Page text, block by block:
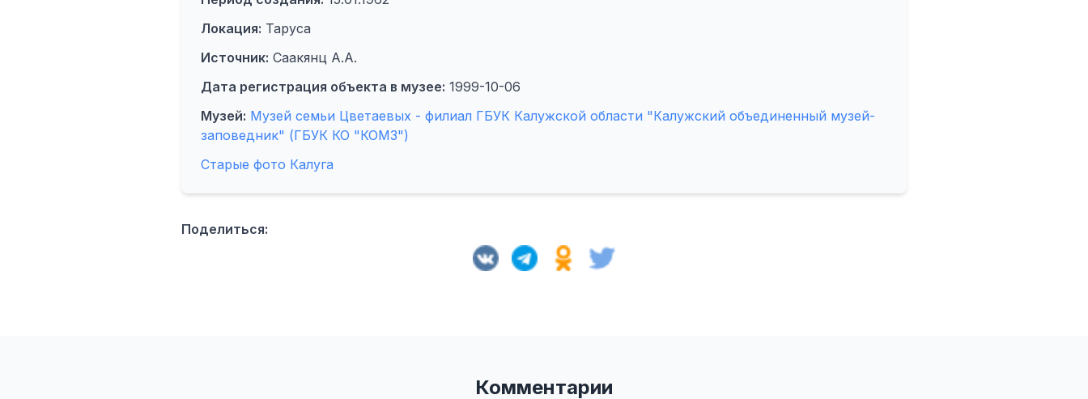
Локация: Таруса
Источник: Саакянц А.А.
Дата регистрация объекта в музее: 1999-10-06
Музей: Музей семьи Цветаевых - филиал ГБУК Калужской области "Калужский объединенный музей-
заповедник" (ГБУК КО "КОМЗ")
Старые фото Калуга
Поделиться:
Комментарии